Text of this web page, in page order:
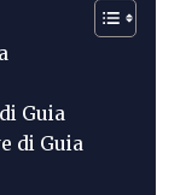
Guia
di Guia